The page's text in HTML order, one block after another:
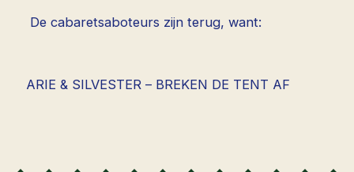
De cabaretsaboteurs zijn terug, want:
ARIE & SILVESTER – BREKEN DE TENT AF